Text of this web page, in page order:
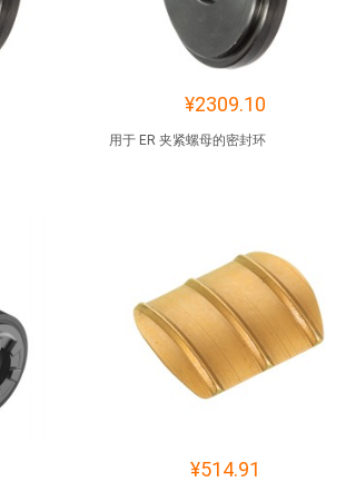
¥2309.10
用于 ER 夹紧螺母的密封环
¥514.91